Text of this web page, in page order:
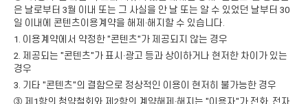
은 날로부터 3월 이내 또는 그 사실을 안 날 또는 알 수 있었던 날부터 30
일 이내에 콘텐츠이용계약을 해제·해지할 수 있습니다.
1. 이용계약에서 약정한 "콘텐츠"가 제공되지 않는 경우
2. 제공되는 "콘텐츠"가 표시·광고 등과 상이하거나 현저한 차이가 있는
경우
3. 기타 "콘텐츠"의 결함으로 정상적인 이용이 현저히 불가능한 경우
③ 제1항의 청약철회와 제2항의 계약해제·해지는 "이용자"가 전화, 전자